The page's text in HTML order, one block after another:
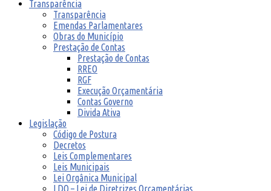
Transparência
Transparência
Emendas Parlamentares
Obras do Município
Prestação de Contas
Prestação de Contas
RREO
RGF
Execução Orçamentária
Contas Governo
Divida Ativa
Legislação
Código de Postura
Decretos
Leis Complementares
Leis Municipais
Lei Orgânica Municipal
LDO – Lei de Diretrizes Orçamentárias